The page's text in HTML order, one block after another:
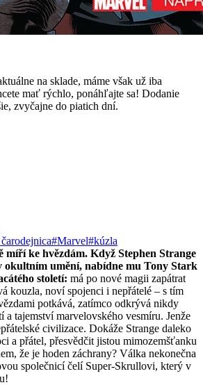
na sklade, máme však už iba
mať rýchlo, ponáhľajte sa! Dodanie
zvyčajne do piatich dní.
#Marvel#kúzla
míří ke hvězdám. Když Stephen Strange
okultním umění, nabídne mu Tony Stark
století: má po nové magii zapátrat
kouzla, noví spojenci i nepřátelé – s tím
potkává, zatímco odkrývá nikdy
a tajemství marvelovského vesmíru. Jenže
civilizace. Dokáže Strange daleko
a přátel, přesvědčit jistou mimozemšťanku
že je hoden záchrany? Válka nekonečna
společnicí čelí Super-Skrullovi, který v